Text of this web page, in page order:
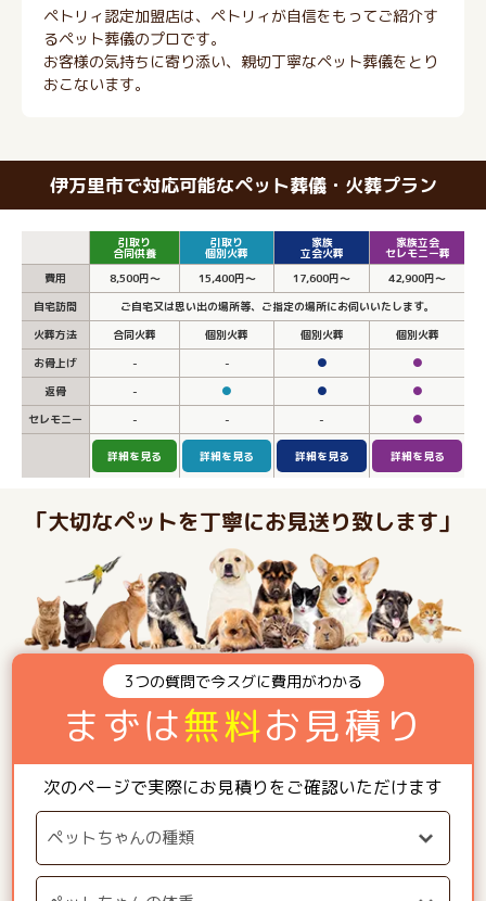
ペトリィ認定加盟店は、ペトリィが自信をもってご紹介す
るペット葬儀のプロです。
お客様の気持ちに寄り添い、親切丁寧なペット葬儀をとり
おこないます。
伊万里市で対応可能なペット葬儀・火葬プラン
引取り
合同供養
引取り
個別火葬
家族
立会火葬
家族立会
セレモニー葬
費用
8,500円～ 15,400円～ 17,600円～
42,900円～
自宅訪問
ご自宅又は思い出の場所等、ご指定の場所にお伺いいたします。
火葬方法
合同火葬 個別火葬 個別火葬
個別火葬
お骨上げ
- - ●
●
返骨
- ● ●
●
セレモニー
- - - ●
詳細を見る 詳細を見る 詳細を見る 詳細を見る
「大切なペットを丁寧にお見送り致します」
3つの質問で今スグに費用がわかる
まずは無料お見積り
次のページで実際にお見積りをご確認いただけます